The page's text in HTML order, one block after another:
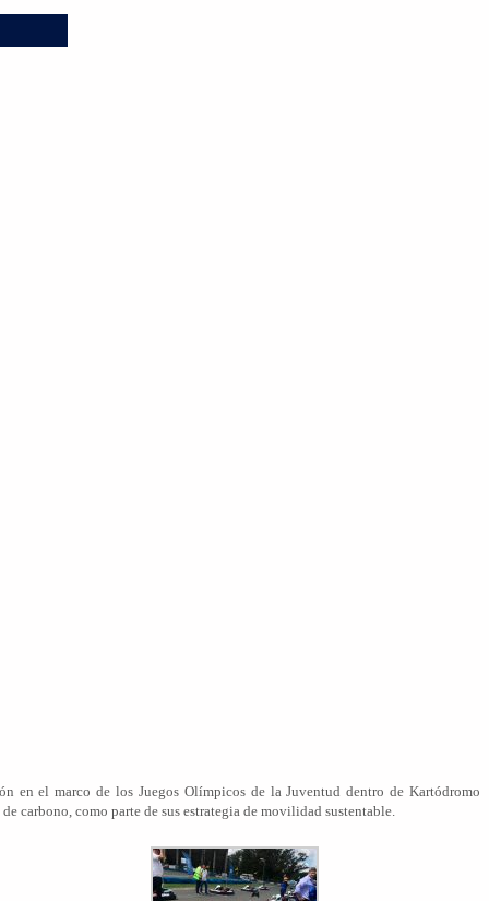
en el marco de los Juegos Olímpicos de la Juventud dentro de Kartódromo
carbono, como parte de sus estrategia de movilidad sustentable.